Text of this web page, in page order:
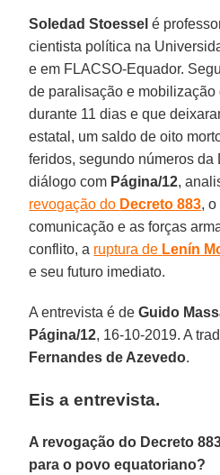
Soledad Stoessel é
cientista política na
e em FLACSO-Equador.
de paralisação e
durante 11 dias e que
estatal, um saldo de oito
feridos, segundo números
diálogo com Página/12,
revogação do Decreto 883,
comunicação e as forças
conflito, a ruptura de Lenín
e seu futuro imediato.
A entrevista é deGuido
Página/12, 16-10-2019. A
Fernandes de Azevedo.
Eis a entrevista.
A revogação do Decreto
para o povo equatoriano?